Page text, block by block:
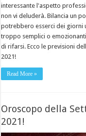
interessante l'aspetto
non vi deluderà. Bilancia un
potrebbero esserci dei giorni
troppo semplici o
di rifarsi. Ecco le previsioni
2021!
Read More »
Oroscopo della
2021!